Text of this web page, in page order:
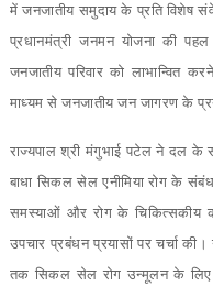
में जनजातीय समुदाय के प्रति विशेष
प्रधानमंत्री जनमन योजना की
जनजातीय परिवार को लाभान्वित
माध्यम से जनजातीय जन जागरण के
राज्यपाल श्री मंगुभाई पटेल ने दल के
बाधा सिकल सेल एनीमिया रोग के संबंध
समस्याओं और रोग के चिकित्सकीय
उपचार प्रबंधन प्रयासों पर चर्चा
तक सिकल सेल रोग उन्मूलन के लिए